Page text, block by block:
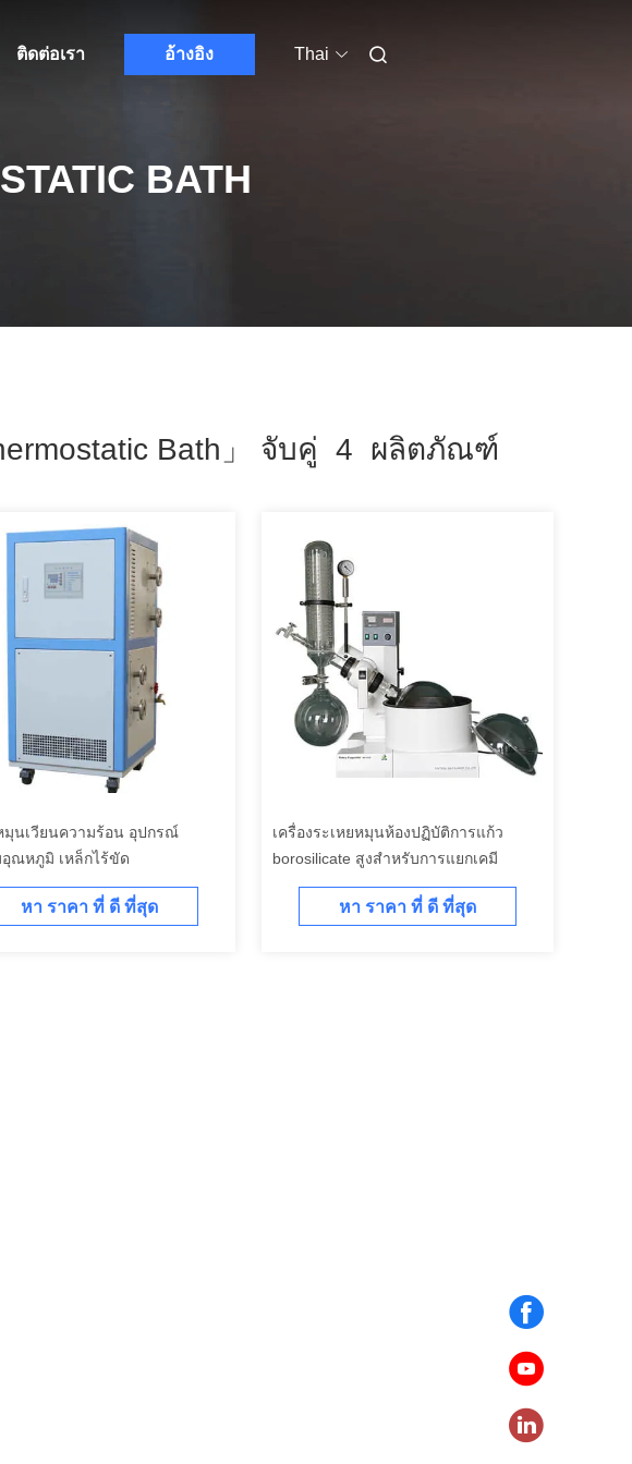
ติดต่อเรา อ้างอิง Thai
BATH
Bath」 จับคู่ 4 ผลิตภัณฑ์
มุนเวียนความร้อน อุปกรณ์
ณหภูมิ เหล็กไร้ขัด
หา ราคา ที่ ดี ที่สุด
เครื่องระเหยหมุนห้องปฏิบัติการแก้ว
borosilicate สูงสําหรับการแยกเคมี
หา ราคา ที่ ดี ที่สุด